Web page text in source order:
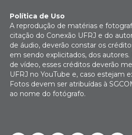
Política de Uso
A reprodução de matérias e
citação do Conexão UFRJ e do
de áudio, deverão constar os
em sendo explicitados, dos autores.
de vídeo, esses créditos deverão
UFRJ no YouTube e, caso estejam
Fotos devem ser atribuídas à
ao nome do fotógrafo.